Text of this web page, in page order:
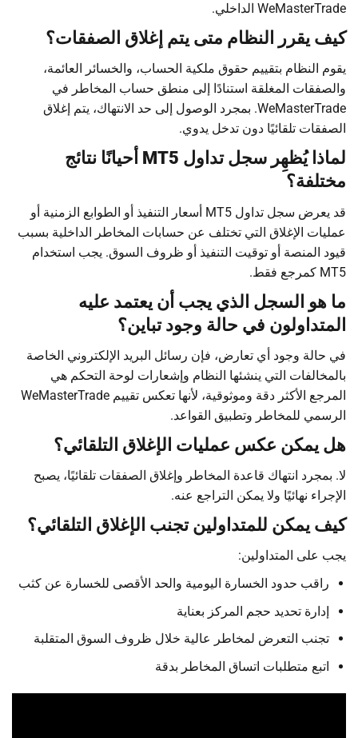
WeMasterTrade الداخلي.
كيف يقرر النظام متى يتم إغلاق الصفقات؟
يقوم النظام بتقييم حقوق ملكية الحساب، والخسائر العائمة،
والصفقات المغلقة استنادًا إلى منطق حساب المخاطر في
WeMasterTrade. بمجرد الوصول إلى حد الانتهاك، يتم إغلاق
الصفقات تلقائيًا دون تدخل يدوي.
لماذا يُظهِر سجل تداول MT5 أحيانًا نتائج
مختلفة؟
قد يعرض سجل تداول MT5 أسعار التنفيذ أو الطوابع الزمنية أو
عمليات الإغلاق التي تختلف عن حسابات المخاطر الداخلية بسبب
قيود المنصة أو توقيت التنفيذ أو ظروف السوق. يجب استخدام
MT5 كمرجع فقط.
ما هو السجل الذي يجب أن يعتمد عليه
المتداولون في حالة وجود تباين؟
في حالة وجود أي تعارض، فإن رسائل البريد الإلكتروني الخاصة
بالمخالفات التي ينشئها النظام وإشعارات لوحة التحكم هي
المرجع الأكثر دقة وموثوقية، لأنها تعكس تقييم WeMasterTrade
الرسمي للمخاطر وتطبيق القواعد.
هل يمكن عكس عمليات الإغلاق التلقائي؟
لا. بمجرد انتهاك قاعدة المخاطر وإغلاق الصفقات تلقائيًا، يصبح
الإجراء نهائيًا ولا يمكن التراجع عنه.
كيف يمكن للمتداولين تجنب الإغلاق التلقائي؟
يجب على المتداولين:
راقب حدود الخسارة اليومية والحد الأقصى للخسارة عن كثب
إدارة تحديد حجم المركز بعناية
تجنب التعرض لمخاطر عالية خلال ظروف السوق المتقلبة
اتبع متطلبات اتساق المخاطر بدقة